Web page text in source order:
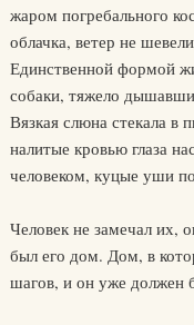
жаром погребального
облачка, ветер не
Единственной формой
собаки, тяжело
Вязкая слюна стекала в
налитые кровью глаза
человеком, куцые уши
Человек не замечал их,
был его дом. Дом, в
шагов, и он уже должен